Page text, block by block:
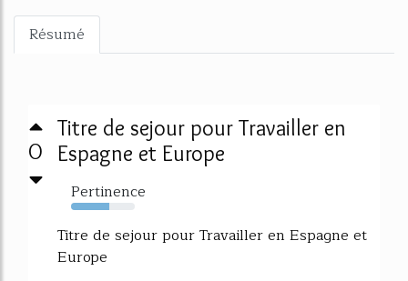
Résumé
0
Titre de sejour pour Travailler en
Espagne et Europe
Pertinence
60%
Titre de sejour pour Travailler en Espagne et
Europe